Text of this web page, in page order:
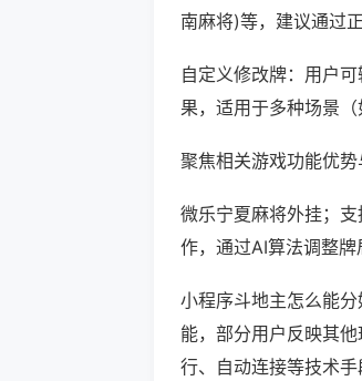
南麻将)等，建议通过
自定义修改牌：用户
果，适用于多种场景
聚焦相关游戏功能优势
微乐宁夏麻将外挂；
作，通过AI算法调整牌
小程序斗地主怎么能分
能，部分用户反映其
行、自动连接等技术手